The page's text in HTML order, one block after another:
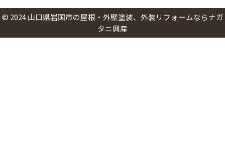
© 2024 山口県岩国市の屋根・外壁塗装、外装リフォームならナガ
タニ興産